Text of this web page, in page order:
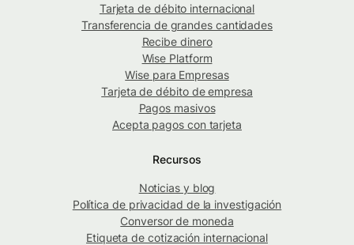
Tarjeta de débito internacional
Transferencia de grandes cantidades
Recibe dinero
Wise Platform
Wise para Empresas
Tarjeta de débito de empresa
Pagos masivos
Acepta pagos con tarjeta
Recursos
Noticias y blog
Política de privacidad de la investigación
Conversor de moneda
Etiqueta de cotización internacional